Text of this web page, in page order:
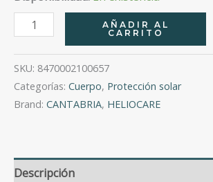
Heliocare
360º
Body
Glow
Spf
cantidad
AÑADIR AL
CARRITO
SKU: 8470002100657
Categorías: Cuerpo, Protección solar
Brand: CANTABRIA, HELIOCARE
Descripción